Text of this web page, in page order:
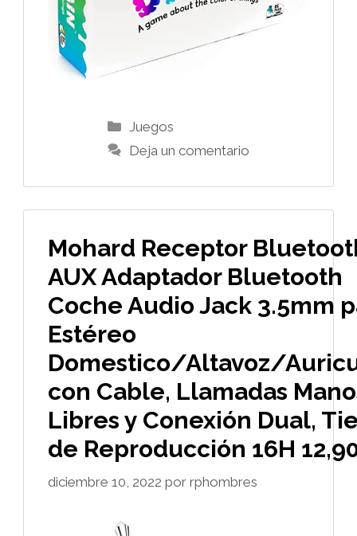
Categorías
Juegos
Deja un comentario
Mohard Receptor
AUX Adaptador Bluetooth
Coche Audio Jack 3.5mm
Estéreo
Domestico/Altavoz/
con Cable, Llamadas
Libres y Conexión Dual,
de Reproducción 16H
diciembre 10, 2022 por rphombres